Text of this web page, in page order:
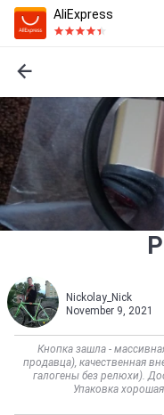
AliExpress
Nickolay_Nick
November 9, 2021
Кнопка зашла -
продавца), качественная
галогены без релюхи).
Упаковка